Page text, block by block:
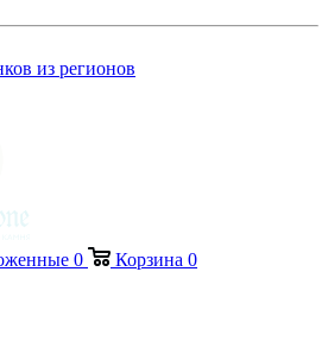
из регионов
0 Корзина 0